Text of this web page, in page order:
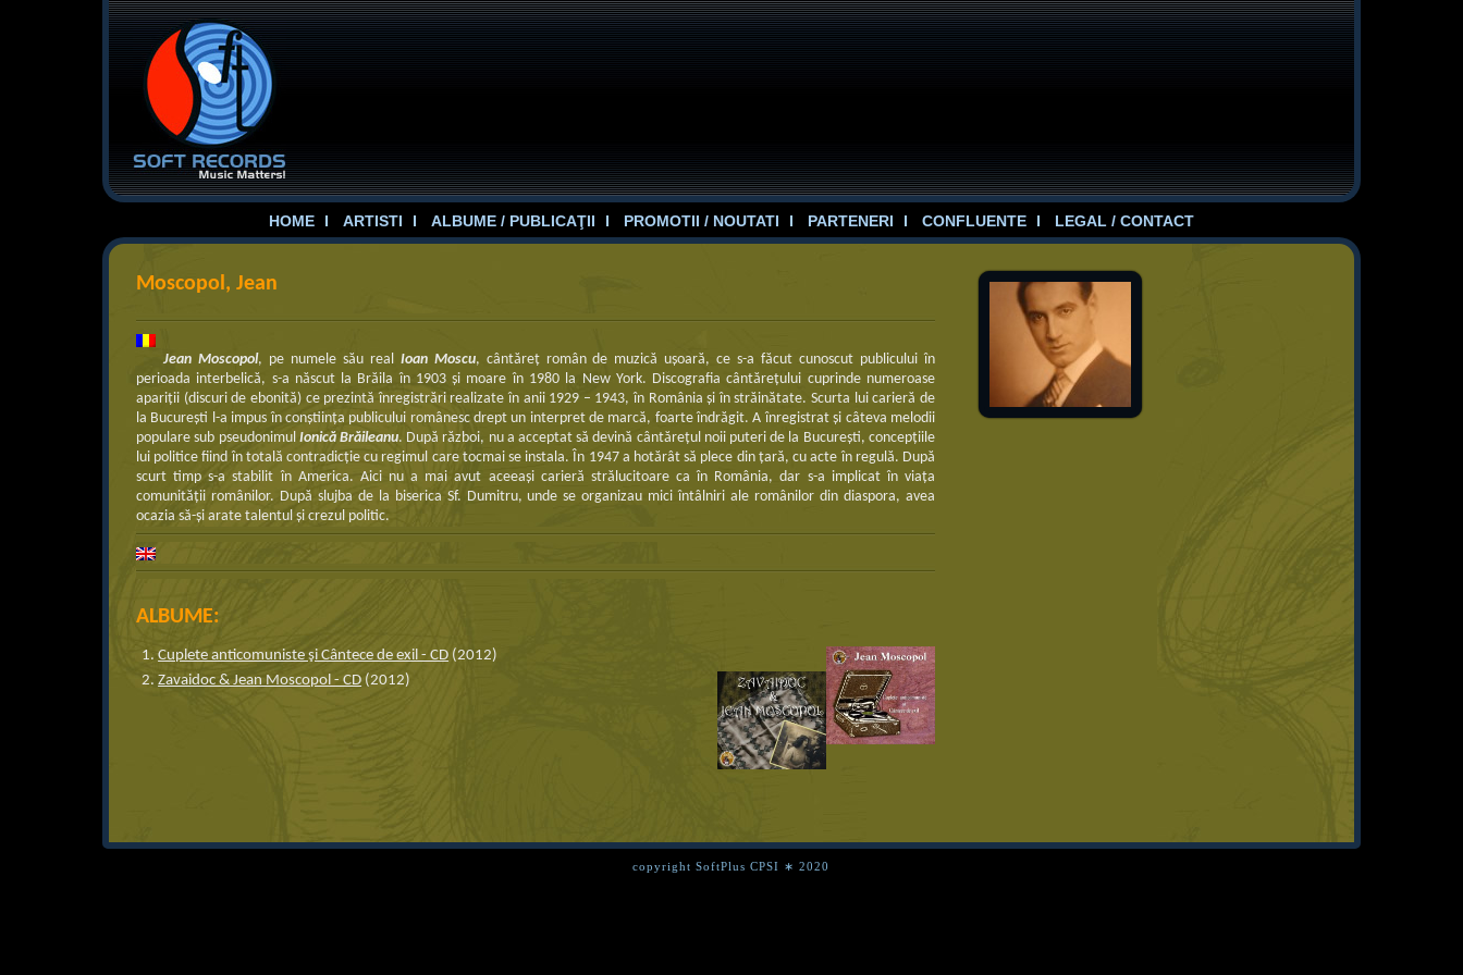
HOME ARTISTI ALBUME / PUBLICAŢII PROMOTII / NOUTATI PARTENERI CONFLUENTE LEGAL / CONTACT
Moscopol, Jean
Jean Moscopol, pe numele său real Ioan Moscu, cântăreţ român de muzică uşoară, ce s-a făcut cunoscut publicului în
perioada interbelică, s-a născut la Brăila în 1903 şi moare în 1980 la New York. Discografia cântăreţului cuprinde numeroase
apariţii (discuri de ebonită) ce prezintă înregistrări realizate în anii 1929 – 1943, în România şi în străinătate. Scurta lui carieră de
la Bucureşti l-a impus în conştiinţa publicului românesc drept un interpret de marcă, foarte îndrăgit. A înregistrat şi câteva melodii
populare sub pseudonimul Ionică Brăileanu. După război, nu a acceptat să devină cântăreţul noii puteri de la Bucureşti, concepţiile
lui politice fiind în totală contradicţie cu regimul care tocmai se instala. În 1947 a hotărât să plece din ţară, cu acte în regulă. După
scurt timp s-a stabilit în America. Aici nu a mai avut aceeaşi carieră strălucitoare ca în România, dar s-a implicat în viaţa
comunităţii românilor. După slujba de la biserica Sf. Dumitru, unde se organizau mici întâlniri ale românilor din diaspora, avea
ocazia să-şi arate talentul şi crezul politic.
ALBUME:
Cuplete anticomuniste şi Cântece de exil - CD (2012)
Zavaidoc & Jean Moscopol - CD (2012)
copyright SoftPlus CPSI ∗ 2020